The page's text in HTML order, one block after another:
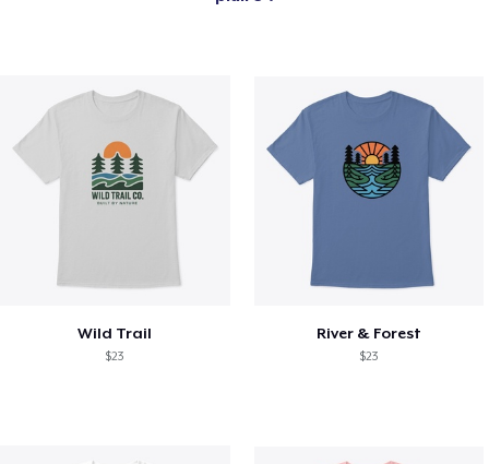
Wild Trail
$23
River & Forest
$23